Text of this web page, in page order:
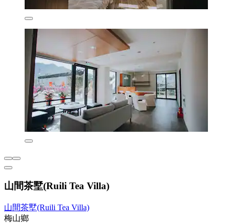
山間茶墅(Ruili Tea Villa)
山間茶墅(Ruili Tea Villa)
梅山鄉